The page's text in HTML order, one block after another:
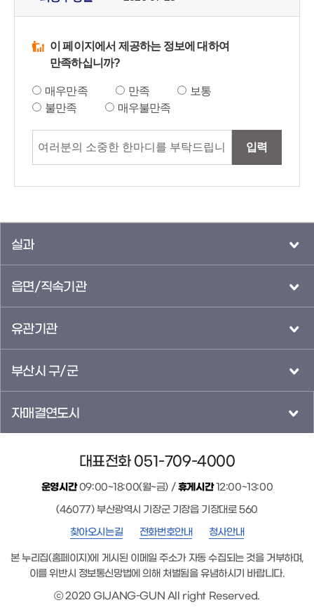
이 페이지에서 제공하는 정보에 대하여
만족하십니까?
매우만족 만족
보통
불만족
매우불만족
입력
실과
읍면/직속기관
유관기관
부산시 구/군
자매결연도시
대표전화 051-709-4000
운영시간09:00~18:00(월~금) /휴게시간12:00~13:00
(46077) 부산광역시 기장군 기장읍 기장대로 560
찾아오시는길
전화번호안내 청사안내
본 누리집(홈페이지)에 게시된 이메일 주소가 자동 수집되는 것을 거부하며,
이를 위반시 정보통신망법에 의해 처벌됨을 유념하시기 바랍니다.
ⓒ 2020 GIJANG-GUN All right Reserved.